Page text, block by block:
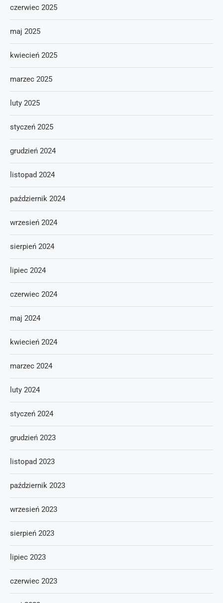
czerwiec 2025
maj 2025
kwiecień 2025
marzec 2025
luty 2025
styczeń 2025
grudzień 2024
listopad 2024
październik 2024
wrzesień 2024
sierpień 2024
lipiec 2024
czerwiec 2024
maj 2024
kwiecień 2024
marzec 2024
luty 2024
styczeń 2024
grudzień 2023
listopad 2023
październik 2023
wrzesień 2023
sierpień 2023
lipiec 2023
czerwiec 2023